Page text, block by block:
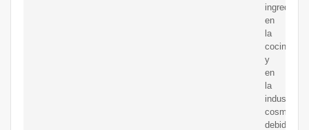
ingrediente
en
la
cocina
y
en
la
industria
cosmética
debido